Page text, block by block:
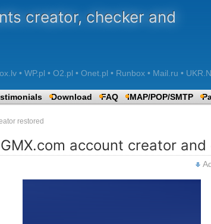
creator, checker and
• WP.pl • O2.pl • Onet.pl • Runbox • Mail.ru •
Download FAQ IMAP/POP/SMTP
restored
account creator and